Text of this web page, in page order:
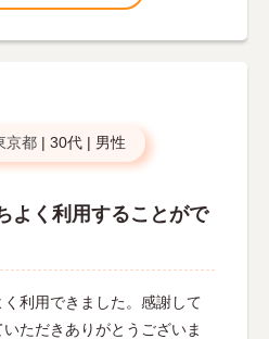
京都 | 30代 | 男性
よく利用することがで
利用できました。感謝して
ただきありがとうございま